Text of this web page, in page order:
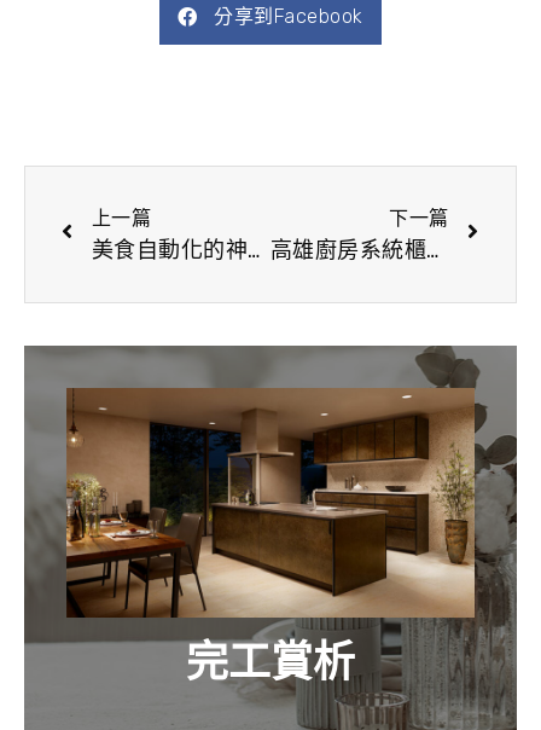
分享到Facebook
上一篇
美食自動化的神奇邂逅！用『它』讓你瞬間變身五星級名廚
下一篇
高雄廚房系統櫃新視野：博登與TAKARA共創現代廚房新風貌
完工賞析